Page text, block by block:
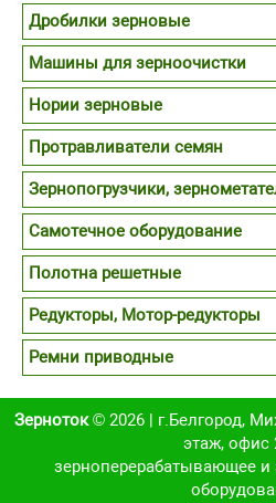
Дробилки зерновые
Машины для зерноочистки
Нории зерновые
Протравливатели семян
Зернопогрузчики,
Самотечное оборудование
Полотна решетные
Редукторы, Мотор-редукторы
Ремни приводные
Зерноток© 2026 | г.Белгород,
этаж, офис
зерноперерабатывающее и